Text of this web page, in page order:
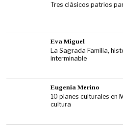
Tres clásicos patrios
Eva Miguel
La Sagrada Familia,
interminable
Eugenia Merino
10 planes culturales en
cultura